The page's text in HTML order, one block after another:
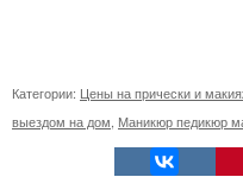
Категории: Цены на прически и
выездом на дом Маникюр педикюр